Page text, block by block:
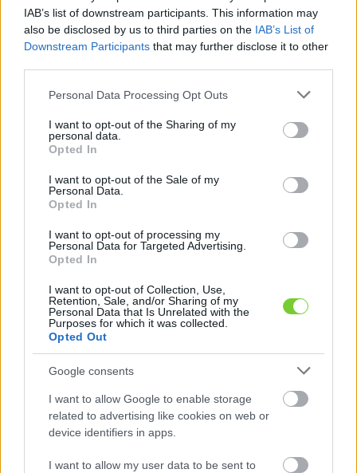
IAB’s list of downstream participants. This information may
also be disclosed by us to third parties on the IAB’s List of
Downstream Participants that may further disclose it to other
Please note that this website/app uses one or more Google
not limited to your visit or usage behaviour. You may click to
grant or deny consent to Google and its third-party tags to
use your data for below specified purposes in below Google
consent section.
Personal Data Processing Opt Outs
I want to opt-out of the Sharing of my
personal data.
Opted In
I want to opt-out of the Sale of my
Personal Data.
Opted In
I want to opt-out of processing my
Personal Data for Targeted Advertising.
Opted In
I want to opt-out of Collection, Use,
Retention, Sale, and/or Sharing of my
Personal Data that Is Unrelated with the
Purposes for which it was collected.
Opted Out
Google consents
I want to allow Google to enable storage
related to advertising like cookies on web or
device identifiers in apps.
I want to allow my user data to be sent to
Felhasználónév
Jelszó
Elfelejtette jelszavát?
Bejelentkezés
faiskola.hu
Kertészeti, kerti termékek és szolgáltatások térképes
KERTÉSZ ÉS KERTÉSZET REGISZTRÁCIÓ
Trágya, műtrágya,
tápanyagok